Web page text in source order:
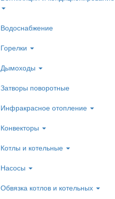
Водоснабжение
Горелки
Дымоходы
Затворы поворотные
Инфракрасное отопление
Конвекторы
Котлы и котельные
Насосы
Обвязка котлов и котельных